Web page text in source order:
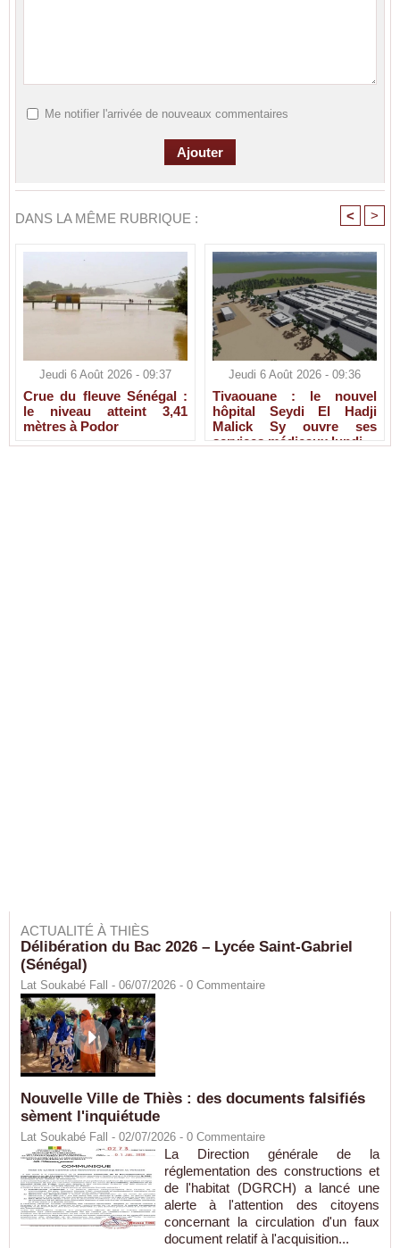
Me notifier l'arrivée de nouveaux commentaires
DANS LA MÊME RUBRIQUE : < >
Jeudi 6 Août 2026 - 09:37
Crue du fleuve Sénégal :
le niveau atteint 3,41
mètres à Podor
Jeudi 6 Août 2026 - 09:36
Tivaouane : le nouvel
hôpital Seydi El Hadji
Malick Sy ouvre ses
services médicaux lundi
ACTUALITÉ À THIÈS
Délibération du Bac 2026 – Lycée Saint-Gabriel
(Sénégal)
Lat Soukabé Fall - 06/07/2026 - 0 Commentaire
Nouvelle Ville de Thiès : des documents falsifiés
sèment l'inquiétude
Lat Soukabé Fall - 02/07/2026 - 0 Commentaire
La Direction générale de la
réglementation des constructions et
de l'habitat (DGRCH) a lancé une
alerte à l'attention des citoyens
concernant la circulation d'un faux
document relatif à l'acquisition...